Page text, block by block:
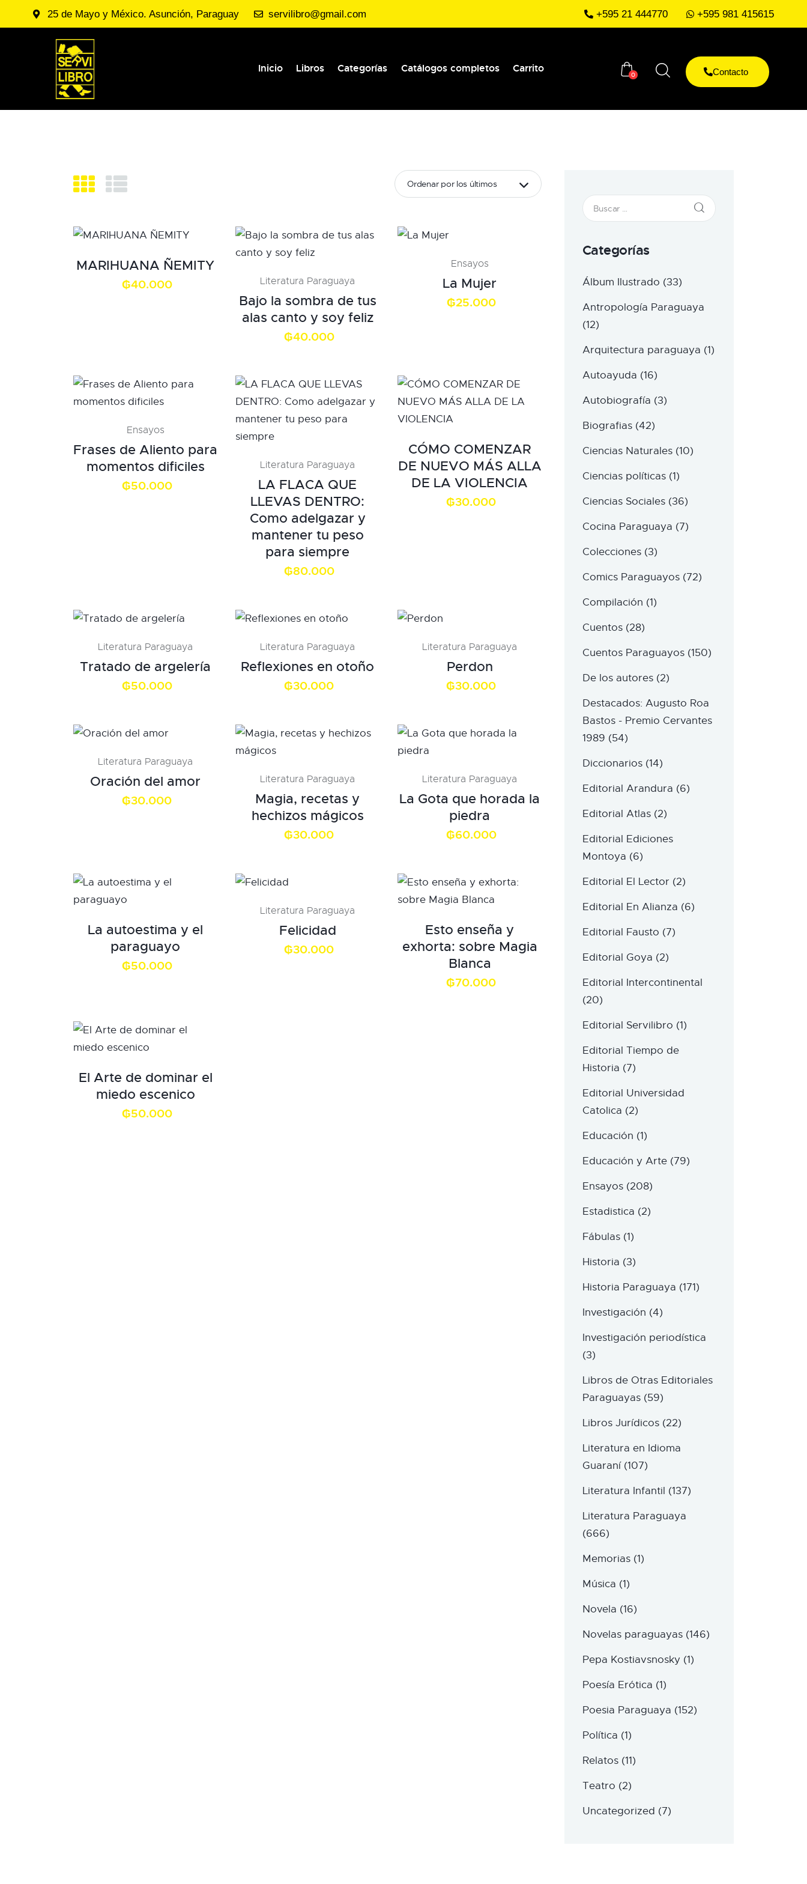
25 de Mayo y México. Asunción, Paraguay servilibro@gmail.com +595 21 444770 +595 981 415615
Inicio Libros Categorías Catálogos completos Carrito
0 Contacto
MARIHUANA ÑEMITY
₲40.000 Literatura Paraguaya
Bajo la sombra de tus
alas canto y soy feliz
₲40.000
Ensayos
La Mujer
₲25.000
Ensayos
Frases de Aliento para
momentos dificiles
₲50.000
Literatura Paraguaya
LA FLACA QUE
LLEVAS DENTRO:
Como adelgazar y
mantener tu peso
para siempre
₲80.000
CÓMO COMENZAR
DE NUEVO MÁS ALLA
DE LA VIOLENCIA
₲30.000
Literatura Paraguaya
Tratado de argelería
₲50.000
Literatura Paraguaya
Reflexiones en otoño
₲30.000
Literatura Paraguaya
Perdon
₲30.000
Literatura Paraguaya
Oración del amor
₲30.000
Literatura Paraguaya
Magia, recetas y
hechizos mágicos
₲30.000
Literatura Paraguaya
La Gota que horada la
piedra
₲60.000
La autoestima y el
paraguayo
₲50.000
Literatura Paraguaya
Felicidad
₲30.000
Esto enseña y
exhorta: sobre Magia
Blanca
₲70.000
El Arte de dominar el
miedo escenico
₲50.000
Categorías
Álbum Ilustrado (33)
Antropología Paraguaya
(12)
Arquitectura paraguaya (1)
Autoayuda (16)
Autobiografía (3)
Biografias (42)
Ciencias Naturales (10)
Ciencias políticas (1)
Ciencias Sociales (36)
Cocina Paraguaya (7)
Colecciones (3)
Comics Paraguayos (72)
Compilación (1)
Cuentos (28)
Cuentos Paraguayos (150)
De los autores (2)
Destacados: Augusto Roa
Bastos - Premio Cervantes
1989 (54)
Diccionarios (14)
Editorial Arandura (6)
Editorial Atlas (2)
Editorial Ediciones
Montoya (6)
Editorial El Lector (2)
Editorial En Alianza (6)
Editorial Fausto (7)
Editorial Goya (2)
Editorial Intercontinental
(20)
Editorial Servilibro (1)
Editorial Tiempo de
Historia (7)
Editorial Universidad
Catolica (2)
Educación (1)
Educación y Arte (79)
Ensayos (208)
Estadistica (2)
Fábulas (1)
Historia (3)
Historia Paraguaya (171)
Investigación (4)
Investigación periodística
(3)
Libros de Otras Editoriales
Paraguayas (59)
Libros Jurídicos (22)
Literatura en Idioma
Guaraní (107)
Literatura Infantil (137)
Literatura Paraguaya
(666)
Memorias (1)
Música (1)
Novela (16)
Novelas paraguayas (146)
Pepa Kostiavsnosky (1)
Poesía Erótica (1)
Poesia Paraguaya (152)
Política (1)
Relatos (11)
Teatro (2)
Uncategorized (7)